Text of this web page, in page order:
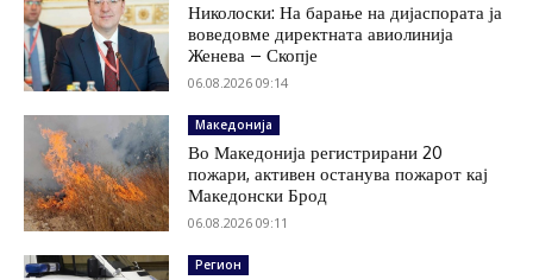
Николоски: На барање на дијаспората ја
воведовме директната авиолинија
Женева – Скопје
06.08.2026 09:14
Македонија
Во Македонија регистрирани 20
пожари, активен останува пожарот кај
Македонски Брод
06.08.2026 09:11
Регион